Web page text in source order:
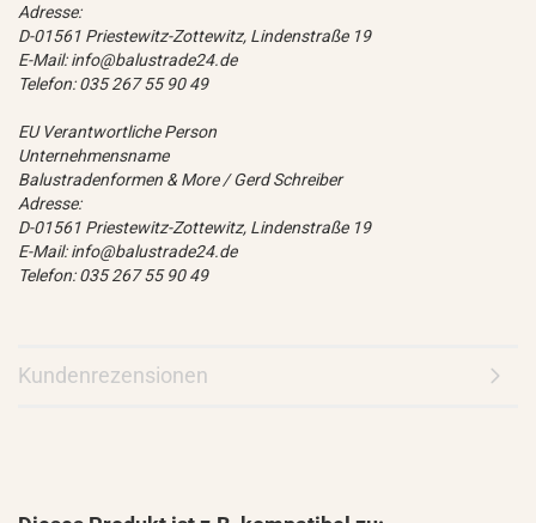
Adresse:
D-01561 Priestewitz-Zottewitz, Lindenstraße 19
E-Mail: info@balustrade24.de
Telefon: 035 267 55 90 49
EU Verantwortliche Person
Unternehmensname
Balustradenformen & More / Gerd Schreiber
Adresse:
D-01561 Priestewitz-Zottewitz, Lindenstraße 19
E-Mail: info@balustrade24.de
Telefon: 035 267 55 90 49
Kundenrezensionen